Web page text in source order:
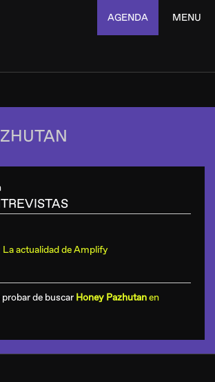
AGENDA MENU
La actualidad de Amplify
de buscar Honey Pazhutanen